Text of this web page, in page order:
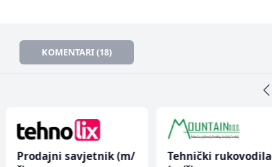
KOMENTARI (18)
Prodajni savjetnik (m/
Tehnički